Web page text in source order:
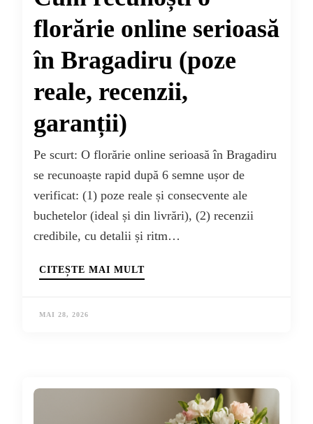
florărie online serioasă
în Bragadiru (poze
reale, recenzii,
garanții)
Pe scurt: O florărie online serioasă în Bragadiru
se recunoaște rapid după 6 semne ușor de
verificat: (1) poze reale și consecvente ale
buchetelor (ideal și din livrări), (2) recenzii
credibile, cu detalii și ritm…
CITEȘTE MAI MULT
MAI 28, 2026